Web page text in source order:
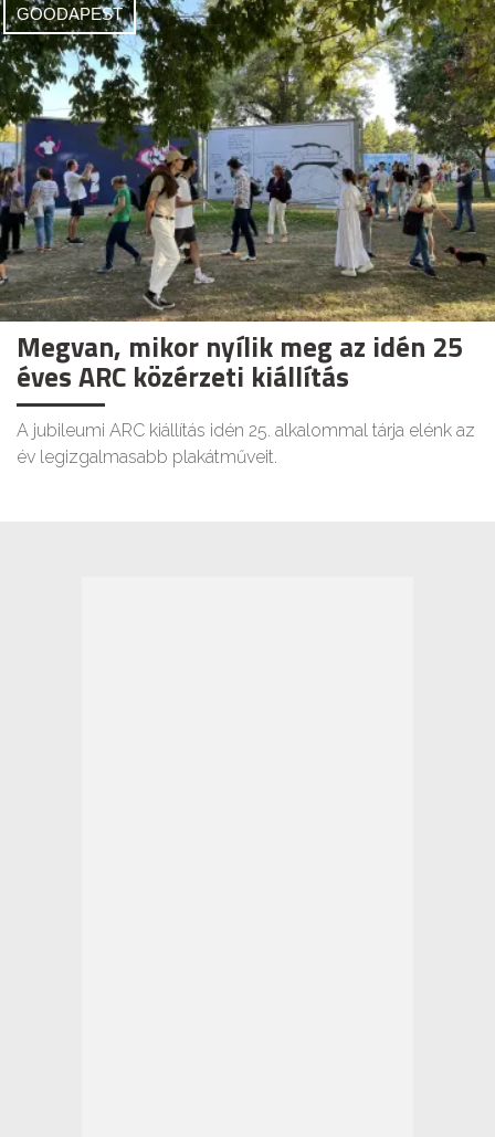
GOODAPEST
Megvan, mikor nyílik meg az idén 25
éves ARC közérzeti kiállítás
A jubileumi ARC kiállítás idén 25. alkalommal tárja elénk az
év legizgalmasabb plakátműveit.